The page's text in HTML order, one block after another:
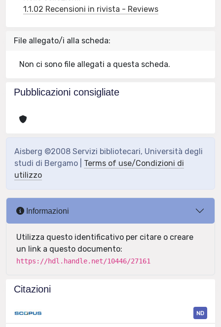
1.1.02 Recensioni in rivista - Reviews
File allegato/i alla scheda:
Non ci sono file allegati a questa scheda.
Pubblicazioni consigliate
Aisberg ©2008 Servizi bibliotecari, Università degli
studi di Bergamo | Terms of use/Condizioni di
utilizzo
Informazioni
Utilizza questo identificativo per citare o creare
un link a questo documento:
https://hdl.handle.net/10446/27161
Citazioni
ND